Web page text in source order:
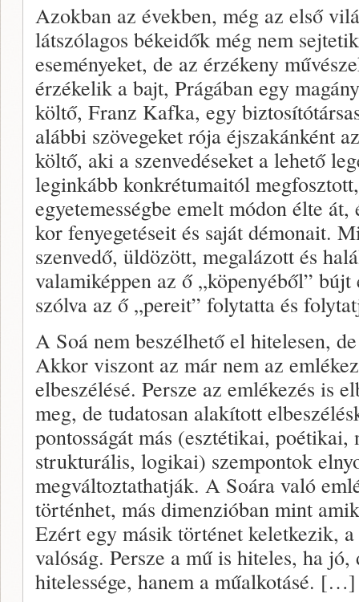
Azokban az években, még az első
látszólagos békeidők még nem
eseményeket, de az érzékeny
érzékelik a bajt, Prágában egy
költő, Franz Kafka, egy
alábbi szövegeket rója éjszakánként
költő, aki a szenvedéseket a lehető
leginkább konkrétumaitól
egyetemességbe emelt módon élte
kor fenyegetéseit és saját démonait.
szenvedő, üldözött, megalázott és
valamiképpen az ő „köpenyéből”
szólva az ő „pereit” folytatta és
A Soá nem beszélhető el hitelesen,
Akkor viszont az már nem az
elbeszélésé. Persze az emlékezés is
meg, de tudatosan alakított
pontosságát más (esztétikai,
strukturális, logikai) szempontok
megváltoztathatják. A Soára való
történhet, más dimenzióban mint
Ezért egy másik történet keletkezik,
valóság. Persze a mű is hiteles, ha jó,
hitelessége, hanem a műalkotásé. […]